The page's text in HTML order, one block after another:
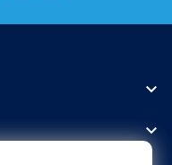

